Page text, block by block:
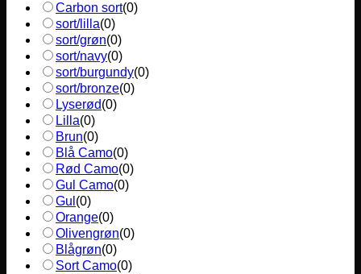
Carbon sort(0)
sort/lilla(0)
sort/grøn(0)
sort/navy(0)
sort/burgundy(0)
sort/bronze(0)
Lyserød(0)
Lilla(0)
Brun(0)
Blå Camo(0)
Rød Camo(0)
Gul Camo(0)
Gul (0)
Orange(0)
Olivengrøn(0)
Blågrøn(0)
Sort Camo(0)